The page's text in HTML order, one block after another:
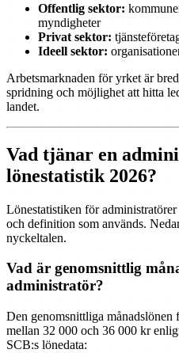
Offentlig sektor:
myndigheter
Privat sektor:
Ideell sektor:
Arbetsmarknaden för yrket är
spridning och möjlighet att hitta
landet.
Vad tjänar en
lönestatistik 2026?
Lönestatistiken för
och definition som används.
nyckeltalen.
Vad är genomsnittlig
administratör?
Den genomsnittliga månadslönen
mellan 32 000 och 36 000 kr
SCB:s lönedata: